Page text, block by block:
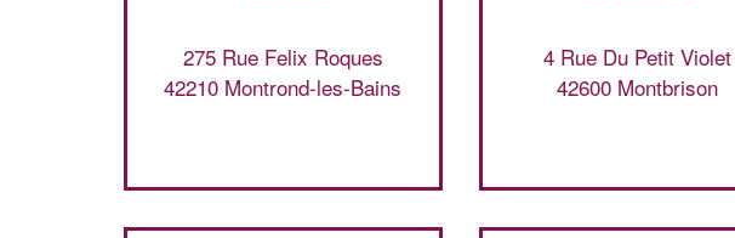
275 Rue Felix Roques
42210 Montrond-les-Bains
4 Rue Du Petit Violet
42600 Montbrison